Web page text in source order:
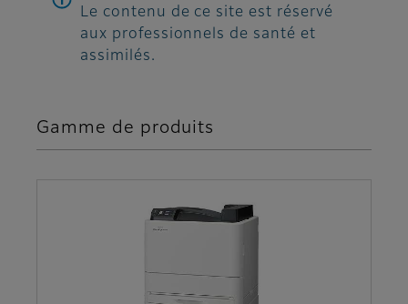
Le contenu de ce site est réservé
aux professionnels de santé et
assimilés.
Gamme de produits